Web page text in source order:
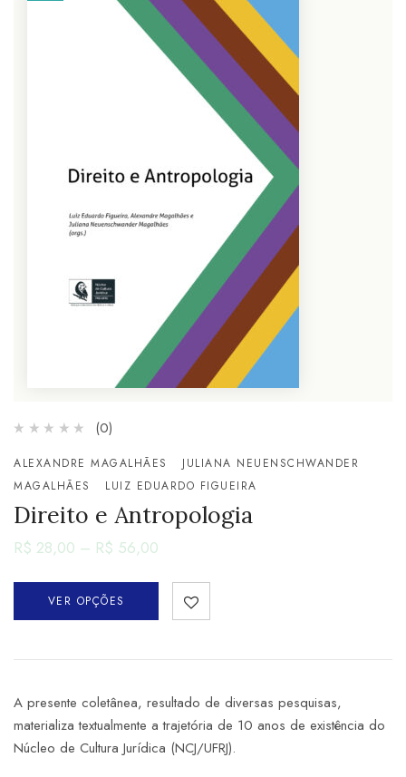
(0)
ALEXANDRE MAGALHÃES
JULIANA NEUENSCHWANDER
MAGALHÃES
LUIZ EDUARDO FIGUEIRA
Direito e Antropologia
R$ 28,00 – R$ 56,00
VER OPÇÕES
A presente coletânea, resultado de diversas pesquisas,
materializa textualmente a trajetória de 10 anos de existência do
Núcleo de Cultura Jurídica (NCJ/UFRJ).